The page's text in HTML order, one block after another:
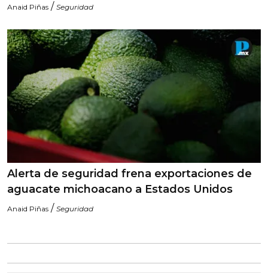
Anaid Piñas / Seguridad
Alerta de seguridad frena exportaciones de
aguacate michoacano a Estados Unidos
Anaid Piñas / Seguridad